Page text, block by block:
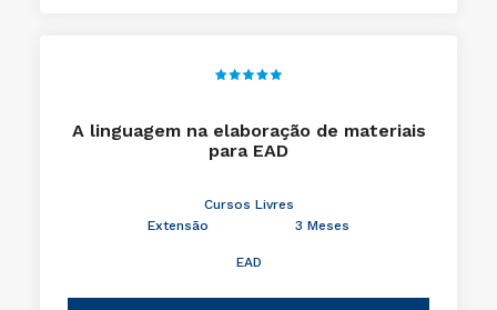
A linguagem na elaboração de materiais
para EAD
Cursos Livres
Extensão
3 Meses
EAD